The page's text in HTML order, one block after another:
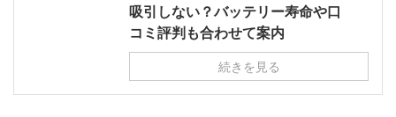
吸引しない？バッテリー寿命や口
コミ評判も合わせて案内
続きを見る